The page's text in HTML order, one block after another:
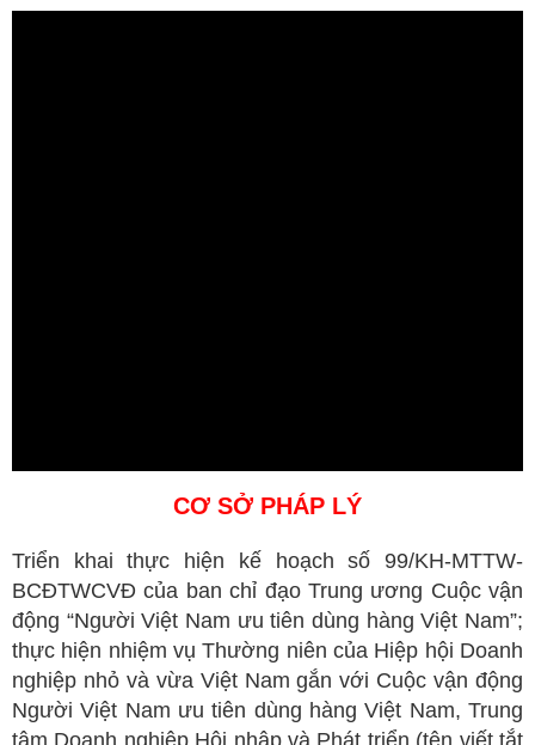
CƠ SỞ PHÁP LÝ
Triển khai thực hiện kế hoạch số 99/KH-MTTW-
BCĐTWCVĐ của ban chỉ đạo Trung ương Cuộc vận
động “Người Việt Nam ưu tiên dùng hàng Việt Nam”;
thực hiện nhiệm vụ Thường niên của Hiệp hội Doanh
nghiệp nhỏ và vừa Việt Nam gắn với Cuộc vận động
Người Việt Nam ưu tiên dùng hàng Việt Nam, Trung
tâm Doanh nghiệp Hội nhập và Phát triển (tên viết tắt